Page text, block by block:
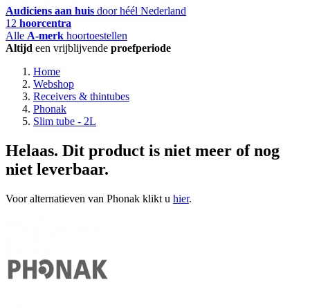
Audiciens aan huis door héél Nederland
12 hoorcentra
Alle A-merk hoortoestellen
Altijd een vrijblijvende proefperiode
Home
Webshop
Receivers & thintubes
Phonak
Slim tube - 2L
Helaas. Dit product is niet meer of nog
niet leverbaar.
Voor alternatieven van Phonak klikt u hier.